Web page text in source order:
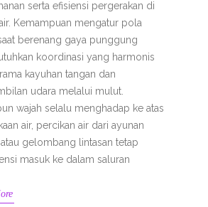
serta efisiensi pergerakan di
Kemampuan mengatur pola
berenang gaya punggung
koordinasi yang harmonis
kayuhan tangan dan
udara melalui mulut.
wajah selalu menghadap ke atas
air, percikan air dari ayunan
gelombang lintasan tetap
masuk ke dalam saluran